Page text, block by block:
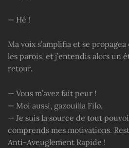
— Hé !
Ma voix s’amplifia et se
les parois, et j’entendis alors un
retour.
— Vous m’avez fait peur !
— Moi aussi, gazouilla Filo.
— Je suis la source de tout
comprends mes motivations.
Anti-Aveuglement Rapide !